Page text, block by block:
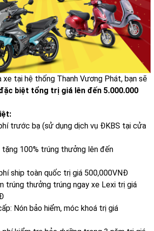
xe tại hệ thống Thanh Vương Phát, bạn sẽ
biệt tổng trị giá lên đến 5.000.000
trước bạ (sử dụng dịch vụ ĐKBS tại cửa
tặng 100% trúng thưởng lên đến
ship toàn quốc trị giá 500,000VNĐ
trúng thưởng trúng ngay xe Lexi trị giá
Nón bảo hiểm, móc khoá trị giá